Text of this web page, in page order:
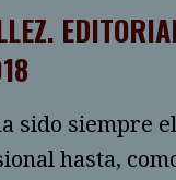
sido siempre
hasta,